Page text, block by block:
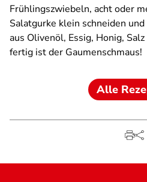
Frühlingszwiebeln, acht oder
Salatgurke klein schneiden
aus Olivenöl, Essig, Honig,
fertig ist der Gaumenschmaus!
Alle